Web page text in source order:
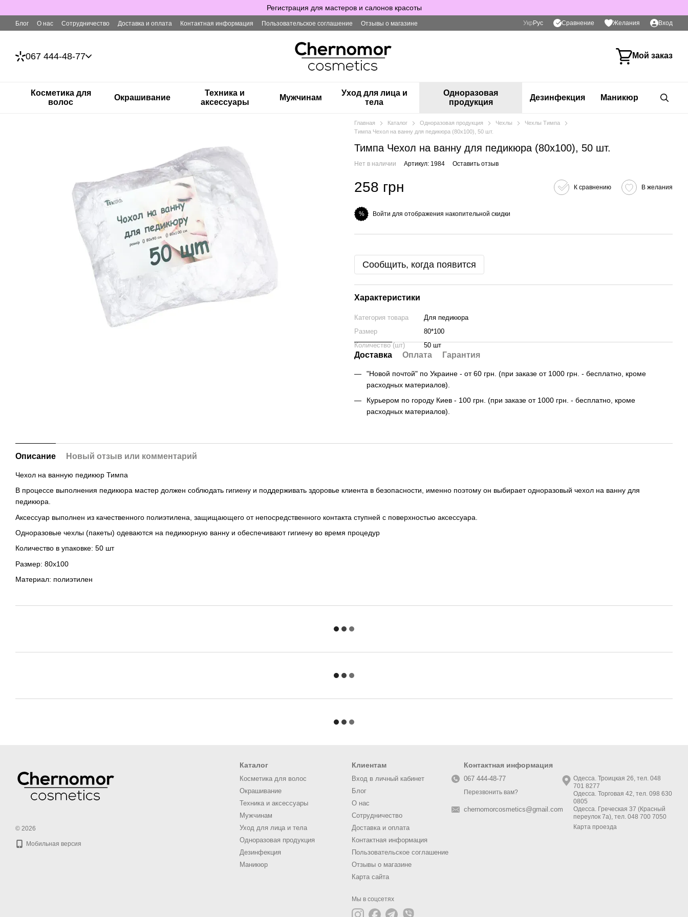
Регистрация для мастеров и салонов красоты
Блог О нас Сотрудничество Доставка и оплата Контактная информация Пользовательское соглашение Отзывы о магазине Укр Рус Сравнение Желания Вход
067 444-48-77 Мой заказ
Косметика для
волос
Окрашивание
Техника и
аксессуары
Мужчинам
Уход для лица и
тела
Одноразовая
продукция
Дезинфекция Маникюр
Главная Каталог Одноразовая продукция Чехлы
Чехлы Тимпа
Тимпа Чехол на ванну для педикюра (80х100), 50 шт.
Тимпа Чехол на ванну для педикюра (80х100), 50 шт.
Нет в наличии Артикул: 1984 Оставить отзыв
258 грн К сравнению В желания
% Войти для отображения накопительной скидки
Сообщить, когда появится
Характеристики
Категория товара
Для педикюра
Размер
80*100
Количество (шт)
50 шт
Доставка Оплата Гарантия
"Новой почтой" по Украине - от 60 грн. (при заказе от 1000 грн. - бесплатно, кроме
расходных материалов).
Курьером по городу Киев - 100 грн. (при заказе от 1000 грн. - бесплатно, кроме
расходных материалов).
Описание Новый отзыв или комментарий
Чехол на ванную педикюр Тимпа
В процессе выполнения педикюра мастер должен соблюдать гигиену и поддерживать здоровье клиента в безопасности, именно поэтому он выбирает одноразовый чехол на ванну для
педикюра.
Аксессуар выполнен из качественного полиэтилена, защищающего от непосредственного контакта ступней с поверхностью аксессуара.
Одноразовые чехлы (пакеты) одеваются на педикюрную ванну и обеспечивают гигиену во время процедур
Количество в упаковке: 50 шт
Размер: 80х100
Материал: полиэтилен
© 2026
Мобильная версия
Каталог
Косметика для волос
Окрашивание
Техника и аксессуары
Мужчинам
Уход для лица и тела
Одноразовая продукция
Дезинфекция
Маникюр
Клиентам
Вход в личный кабинет
Блог
О нас
Сотрудничество
Доставка и оплата
Контактная информация
Пользовательское соглашение
Отзывы о магазине
Карта сайта
Мы в соцсетях
Контактная информация
067 444-48-77
Перезвонить вам?
chernomorcosmetics@gmail.com
Одесса. Троицкая 26, тел. 048
701 8277
Одесса. Торговая 42, тел. 098 630
0805
Одесса. Греческая 37 (Красный
переулок 7а), тел. 048 700 7050
Карта проезда